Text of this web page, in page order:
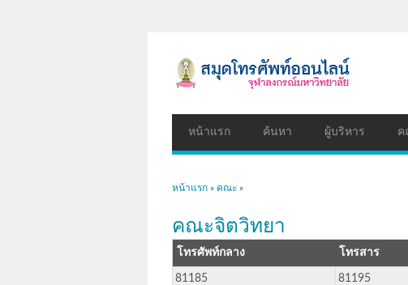
หน้าแรก ค้นหา ผู้บริหาร ค
คุณอยู่ที่นี่
หน้าแรก » คณะ »
คณะจิตวิทยา
โทรศัพท์กลาง โทรสาร
81185 81195